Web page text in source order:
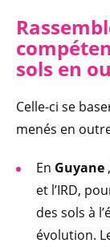
sols en
Celle-ci se
menés en
En Guyane
et l’IRD,
des sols à
évolution.